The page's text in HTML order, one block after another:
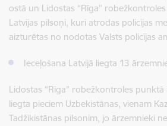
ostā un Lidostas “Rīga”
Latvijas pilsoņi, kuri atrodas policijas
aizturētas no nodotas Valsts policijas
Ieceļošana Latvijā liegta 13
Lidostas “Rīga” robežkontroles punktā
liegta pieciem Uzbekistānas, vienam
Tadžikistānas pilsonim, jo ārzemnieki